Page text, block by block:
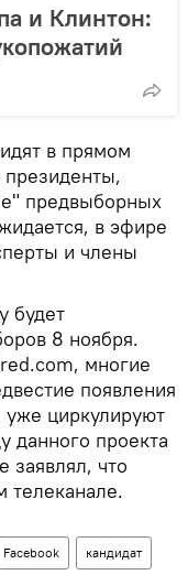
и Клинтон:
в прямом
предвыборных
в эфире
и члены
будет
8 ноября.
многие
появления
циркулируют
данного проекта
заявлял, что
телеканале.
Facebook кандидат